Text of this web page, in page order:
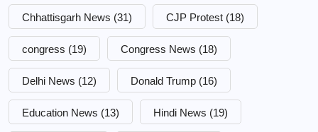
Chhattisgarh News (31) CJP Protest (18)
congress (19) Congress News (18)
Delhi News (12) Donald Trump (16)
Education News (13) Hindi News (19)